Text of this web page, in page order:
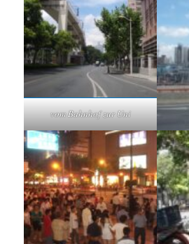
vom Bahnhof zur Uni